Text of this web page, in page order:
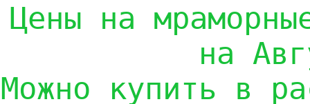
Цены на
на
Можно купить в